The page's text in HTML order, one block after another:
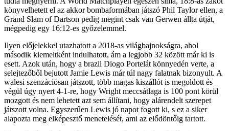
könyvelhetett el az akkor bombaformában játszó Phil Taylor ellen, a
Grand Slam of Dartson pedig megint csak van Gerwen állta útját,
mégpedig egy 16:12-es győzelemmel.
Ilyen előjelekkel utazhatott a 2018-as világbajnokságra, ahol
második kiemeltként indulhatott, ám a legjobb 32 között már ki is
esett. Azok után, hogy a brazil Diogo Portelát könnyedén verte, a
selejtezőből bejutott Jamie Lewis már túl nagy falatnak bizonyult. A
walesi szenzációsan játszott, több magas kiszállót is megoldott és
végül úgy nyert 4-1-re, hogy Wright meccsátlaga is 100 pont körül
mozgott és nem lehetett azt sem állítani, hogy alárendelt szerepet
játszott volna. Egyszerűen Lewis jó napot fogott ki, s ez a siker
alapozta meg elképesztő menetelését, ami az elődöntőig tartott.